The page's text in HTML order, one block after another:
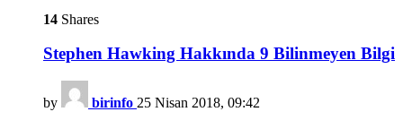
14 Shares
Stephen Hawking Hakkında 9 Bilinmeyen Bilgi
by birinfo 25 Nisan 2018, 09:42